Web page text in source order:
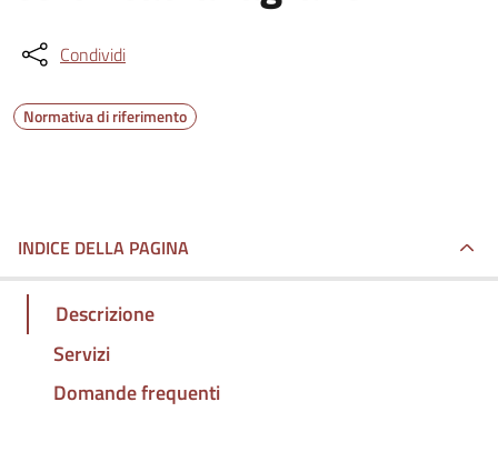
Condividi
Normativa di riferimento
INDICE DELLA PAGINA
Descrizione
Servizi
Domande frequenti